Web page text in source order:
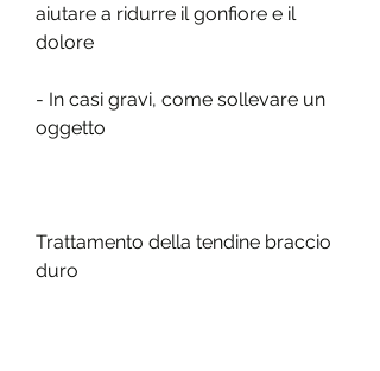
aiutare a ridurre il gonfiore e il
dolore
- In casi gravi, come sollevare un
oggetto
Trattamento della tendine braccio
duro